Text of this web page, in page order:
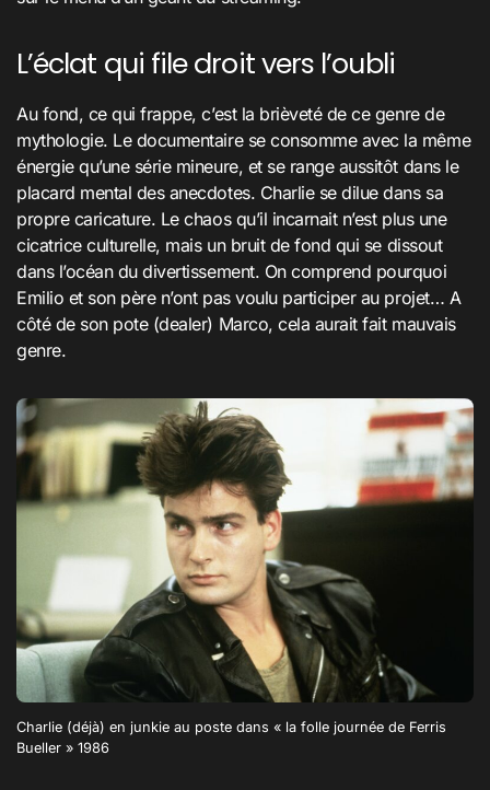
L’éclat qui file droit vers l’oubli
Au fond, ce qui frappe, c’est la brièveté de ce genre de
mythologie. Le documentaire se consomme avec la même
énergie qu’une série mineure, et se range aussitôt dans le
placard mental des anecdotes. Charlie se dilue dans sa
propre caricature. Le chaos qu’il incarnait n’est plus une
cicatrice culturelle, mais un bruit de fond qui se dissout
dans l’océan du divertissement. On comprend pourquoi
Emilio et son père n’ont pas voulu participer au projet… A
côté de son pote (dealer) Marco, cela aurait fait mauvais
genre.
Charlie (déjà) en junkie au poste dans « la folle journée de Ferris
Bueller » 1986